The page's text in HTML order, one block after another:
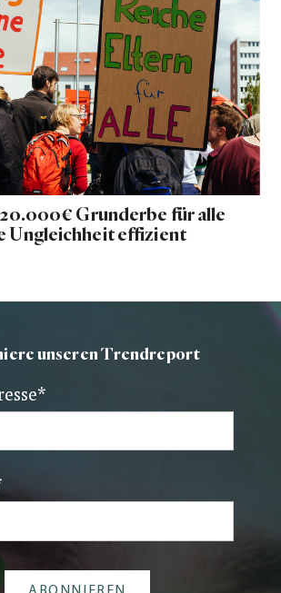
Grunderbe für alle
Ungleichheit effizient
unseren Trendreport
*